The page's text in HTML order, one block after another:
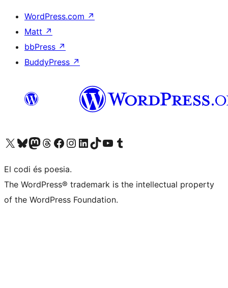
WordPress.com ↗
Matt ↗
bbPress ↗
BuddyPress ↗
Visiteu el nostre compte X (abans Twitter)
Visiteu el nostre compte de Bluesky
Visiteu el nostre compte al Mastodon
Visiteu el nostre compte de Threads
Visiteu la nostra pàgina al Facebook
Visiteu el nostre compte d'Instagram
Visiteu el nostre compte de LinkedIn
Visiteu el nostre compte de TikTok
Visiteu el nostre canal al YouTube
Visiteu el nostre compte de Tumblr
El codi és poesia.
The WordPress® trademark is the intellectual property
of the WordPress Foundation.